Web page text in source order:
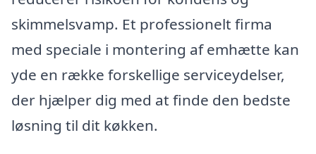
skimmelsvamp. Et professionelt firma
med speciale i montering af emhætte kan
yde en række forskellige serviceydelser,
der hjælper dig med at finde den bedste
løsning til dit køkken.